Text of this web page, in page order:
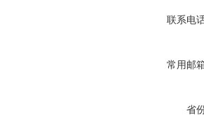
联系电
常用邮
省